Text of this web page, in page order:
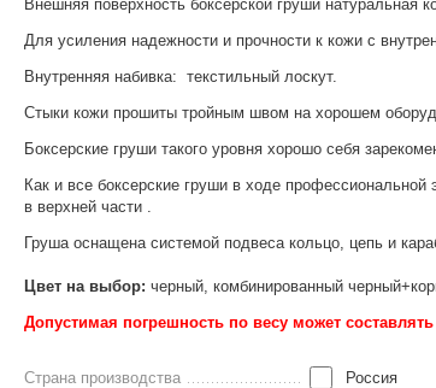
Внешняя поверхность боксерской груши
Для усиления надежности и прочности к кожи с
Внутренняя набивка: текстильный лоскут.
Стыки кожи прошиты тройным швом на хорошем
Боксерские груши такого уровня хорошо себя
Как и все боксерские груши в ходе
в верхней части .
Груша оснащена системой подвеса кольцо, цепь и
Цвет на выбор: черный, комбинированный
Допустимая погрешность по весу может
Страна производства Россия